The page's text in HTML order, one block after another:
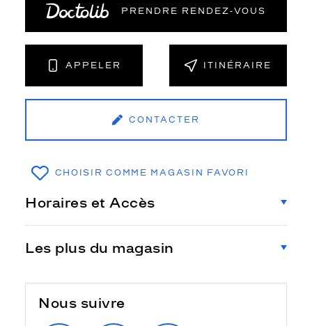
PRENDRE RENDEZ‑VOUS
APPELER ITINÉRAIRE
CONTACTER
CHOISIR COMME MAGASIN FAVORI
Horaires et Accès
Les plus du magasin
Nous suivre